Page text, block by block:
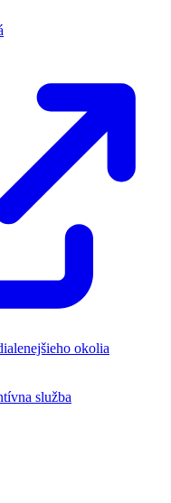
okolia
služba